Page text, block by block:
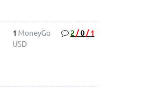
1 MoneyGo
USD
2 /0/ 1